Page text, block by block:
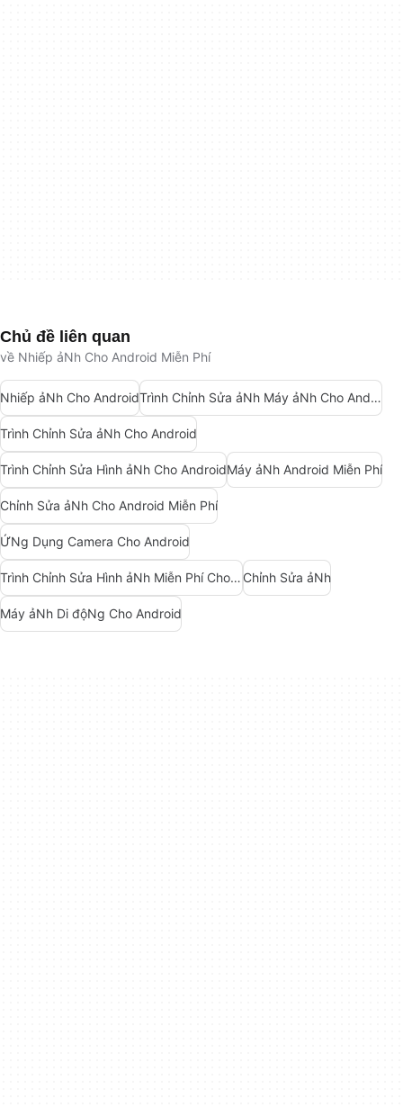
Chủ đề liên quan
về Nhiếp ảNh Cho Android Miễn Phí
Nhiếp ảNh Cho Android Trình Chỉnh Sửa ảNh Máy ảNh Cho Android
Trình Chỉnh Sửa ảNh Cho Android
Trình Chỉnh Sửa Hình ảNh Cho AndroidMáy ảNh Android Miễn Phí
Chỉnh Sửa ảNh Cho Android Miễn Phí
ỨNg Dụng Camera Cho Android
Trình Chỉnh Sửa Hình ảNh Miễn Phí Cho Android Chỉnh Sửa ảNh
Máy ảNh Di độNg Cho Android